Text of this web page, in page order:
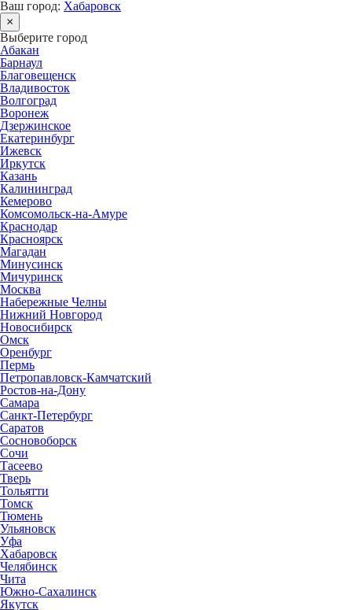
Ваш город: Хабаровск
×
Выберите город
Абакан
Барнаул
Благовещенск
Владивосток
Волгоград
Воронеж
Дзержинское
Екатеринбург
Ижевск
Иркутск
Казань
Калининград
Кемерово
Комсомольск-на-Амуре
Краснодар
Красноярск
Магадан
Минусинск
Мичуринск
Москва
Набережные Челны
Нижний Новгород
Новосибирск
Омск
Оренбург
Пермь
Петропавловск-Камчатский
Ростов-на-Дону
Самара
Санкт-Петербург
Саратов
Сосновоборск
Сочи
Тасеево
Тверь
Тольятти
Томск
Тюмень
Ульяновск
Уфа
Хабаровск
Челябинск
Чита
Южно-Сахалинск
Якутск